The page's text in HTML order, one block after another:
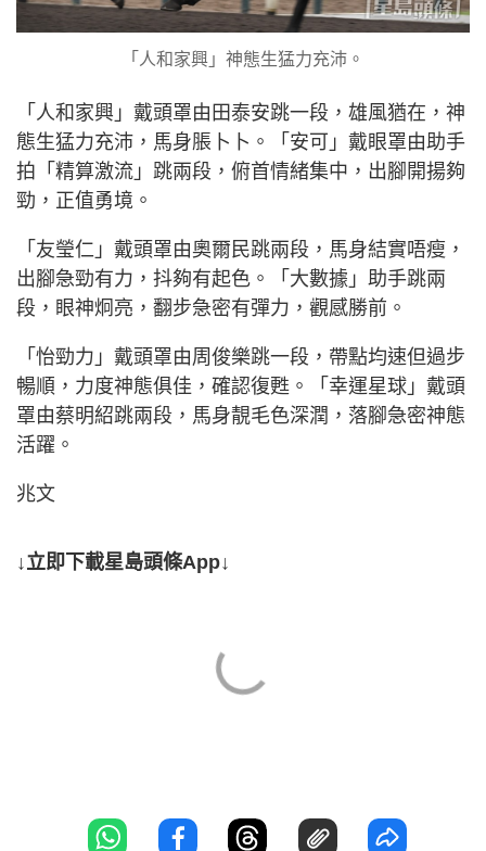
「人和家興」神態生猛力充沛。
「人和家興」戴頭罩由田泰安跳一段，雄風猶在，神
態生猛力充沛，馬身脹卜卜。「安可」戴眼罩由助手
拍「精算激流」跳兩段，俯首情緒集中，出腳開揚夠
勁，正值勇境。
「友瑩仁」戴頭罩由奧爾民跳兩段，馬身結實唔瘦，
出腳急勁有力，抖夠有起色。「大數據」助手跳兩
段，眼神炯亮，翻步急密有彈力，觀感勝前。
「怡勁力」戴頭罩由周俊樂跳一段，帶點均速但過步
暢順，力度神態俱佳，確認復甦。「幸運星球」戴頭
罩由蔡明紹跳兩段，馬身靚毛色深潤，落腳急密神態
活躍。
兆文
↓立即下載星島頭條App↓